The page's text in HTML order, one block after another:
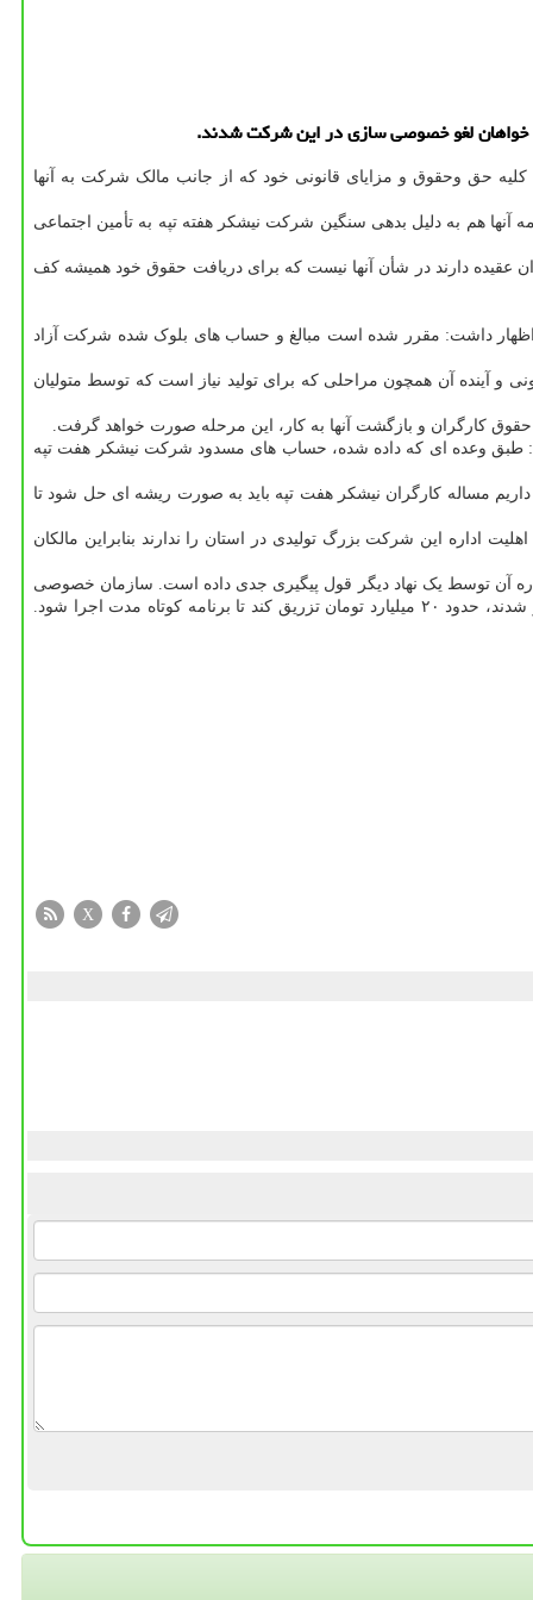
خواهان لغو خصوصی سازی در این شركت شدند.
حق وحقوق و مزایای قانونی خود که از جانب مالک شرکت به آنها
هم به دلیل بدهی سنگین شرکت نیشکر هفته تپه به تأمین اجتماعی
عقیده دارند در شأن آنها نیست که برای دریافت حقوق خود همیشه کف
اظهار داشت: مقرر شده است مبالغ و حساب های بلوک شده شرکت آزاد
آن همچون مراحلی که برای تولید نیاز است که توسط متولیان
کارگران و بازگشت آنها به کار، این مرحله صورت خواهد گرفت.
طبق وعده ای که داده شده، حساب های مسدود شرکت نیشکر هفت تپه
داریم مساله کارگران نیشکر هفت تپه باید به صورت ریشه ای حل شود تا
این شرکت بزرگ تولیدی در استان را ندارند بنابراین مالکان
آن توسط یک نهاد دیگر قول پیگیری جدی داده است. سازمان خصوصی
سازی نمی تواند حقوق کارگران را پرداخت کند بنابراین قرار شد از وزیر رفاه درخواست شود تا از محل بیمه مشاغلی که بر اثر ویروس کرونا متضرر شدند، حدود ۲۰ میلیارد تومان تزریق کند تا برنامه کوتاه مدت اجرا شود.
X